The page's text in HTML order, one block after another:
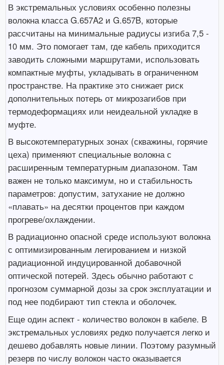
В экстремальных условиях особенно полезны
волокна класса G.657A2 и G.657B, которые
рассчитаны на минимальные радиусы изгиба 7,5 -
10 мм. Это помогает там, где кабель приходится
заводить сложными маршрутами, использовать
компактные муфты, укладывать в ограниченном
пространстве. На практике это снижает риск
дополнительных потерь от микрозагибов при
термодеформациях или неидеальной укладке в
муфте.
В высокотемпературных зонах (скважины, горячие
цеха) применяют специальные волокна с
расширенным температурным диапазоном. Там
важен не только максимум, но и стабильность
параметров: допустим, затухание не должно
«плавать» на десятки процентов при каждом
прогреве/охлаждении.
В радиационно опасной среде используют волокна
с оптимизированным легированием и низкой
радиационной индуцированной добавочной
оптической потерей. Здесь обычно работают с
прогнозом суммарной дозы за срок эксплуатации и
под нее подбирают тип стекла и оболочек.
Еще один аспект - количество волокон в кабеле. В
экстремальных условиях редко получается легко и
дешево добавлять новые линии. Поэтому разумный
резерв по числу волокон часто оказывается